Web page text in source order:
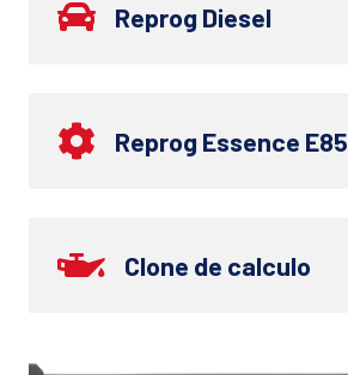
Reprog Diesel
Reprog Essence E85
Clone de calculo